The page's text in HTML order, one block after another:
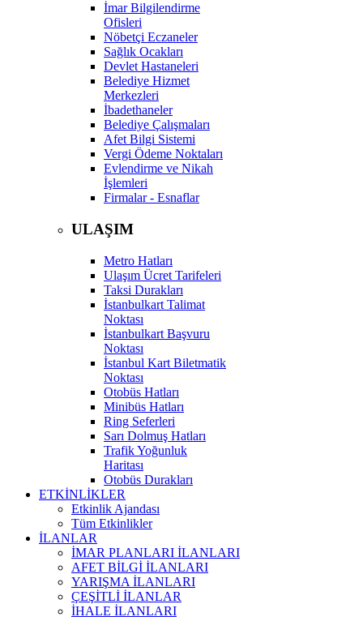
İmar Bilgilendirme
Ofisleri
Nöbetçi Eczaneler
Sağlık Ocakları
Devlet Hastaneleri
Belediye Hizmet
Merkezleri
İbadethaneler
Belediye Çalışmaları
Afet Bilgi Sistemi
Vergi Ödeme Noktaları
Evlendirme ve Nikah
İşlemleri
Firmalar - Esnaflar
ULAŞIM
Metro Hatları
Ulaşım Ücret Tarifeleri
Taksi Durakları
İstanbulkart Talimat
Noktası
İstanbulkart Başvuru
Noktası
İstanbul Kart Biletmatik
Noktası
Otobüs Hatları
Minibüs Hatları
Ring Seferleri
Sarı Dolmuş Hatları
Trafik Yoğunluk
Haritası
Otobüs Durakları
ETKİNLİKLER
Etkinlik Ajandası
Tüm Etkinlikler
İLANLAR
İMAR PLANLARI İLANLARI
AFET BİLGİ İLANLARI
YARIŞMA İLANLARI
ÇEŞİTLİ İLANLAR
İHALE İLANLARI